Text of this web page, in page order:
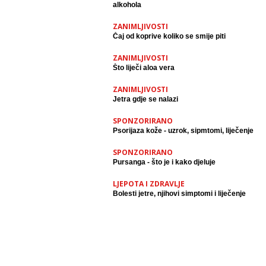
alkohola
ZANIMLJIVOSTI
Čaj od koprive koliko se smije piti
ZANIMLJIVOSTI
Što liječi aloa vera
ZANIMLJIVOSTI
Jetra gdje se nalazi
SPONZORIRANO
Psorijaza kože - uzrok, sipmtomi, liječenje
SPONZORIRANO
Pursanga - što je i kako djeluje
LJEPOTA I ZDRAVLJE
Bolesti jetre, njihovi simptomi i liječenje